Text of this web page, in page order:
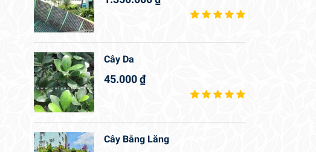
Cây Da
45.000₫
Cây Bằng Lăng